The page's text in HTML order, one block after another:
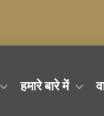
हमारे बारे में